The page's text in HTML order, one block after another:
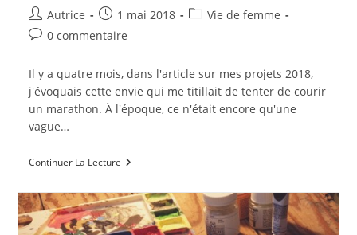
Auteur/autrice
de
Autrice
Publication
publiée :
1 mai 2018
PostVie de femme
Commentaires
la
publication :
0 commentaire
Il y a quatre mois, dans l'article sur mes projets 2018,
j'évoquais cette envie qui me titillait de tenter de courir
un marathon. À l'époque, ce n'était encore qu'une
vague…
Continuer La LectureMarathonienne
Et
De
L’être
!